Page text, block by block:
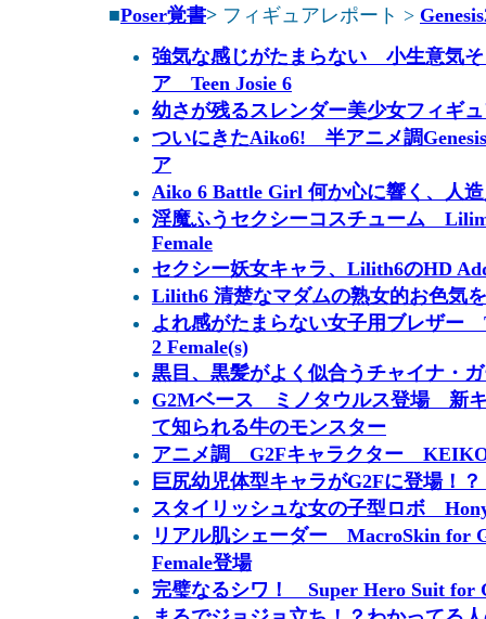
■Poser覚書> フィギュアレポート >
強気な感じがたまらない 小生意気
ア Teen Josie 6
幼さが残るスレンダー美少女フィギ
ついにきたAiko6! 半アニメ調
ア
Aiko 6 Battle Girl 何か心に響く、人
淫魔ふうセクシーコスチューム
Female
セクシー妖女キャラ、Lilith6のHD
Lilith6 清楚なマダムの熟女的お色気
よれ感がたまらない女子用ブレザー
2 Female(s)
黒目、黒髪がよく似合うチャイナ・
G2Mベース ミノタウルス登場 新キ
て知られる牛のモンスター
アニメ調 G2Fキャラクター
巨尻幼児体型キャラがG2Fに登場！
スタイリッシュな女の子型ロボ
リアル肌シェーダー MacroSkin for
Female登場
完璧なるシワ！ Super Hero Suit for